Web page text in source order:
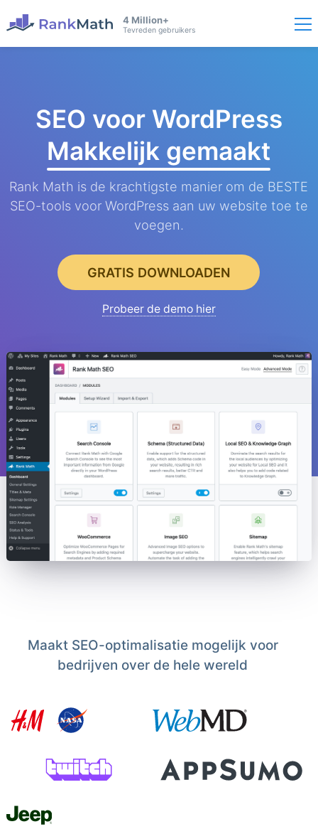
4 Million+
Tevreden gebruikers
SEO voor WordPress
Makkelijk gemaakt
Rank Math is de krachtigste manier om de BESTE
SEO-tools voor WordPress aan uw website toe te
voegen.
GRATIS DOWNLOADEN
Probeer de demo hier
Maakt SEO-optimalisatie mogelijk voor
bedrijven over de hele wereld